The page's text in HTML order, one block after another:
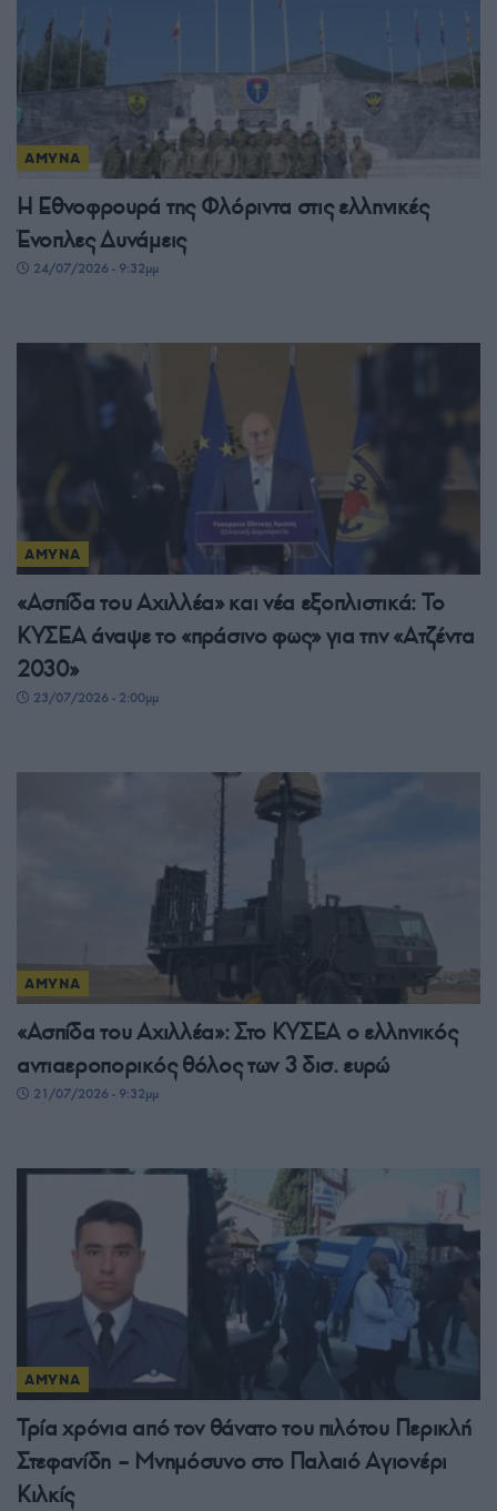
ΑΜΥΝΑ
Η Εθνοφρουρά της Φλόριντα στις ελληνικές
Ένοπλες Δυνάμεις
24/07/2026 - 9:32μμ
ΑΜΥΝΑ
«Ασπίδα του Αχιλλέα» και νέα εξοπλιστικά: Το
ΚΥΣΕΑ άναψε το «πράσινο φως» για την «Ατζέντα
2030»
23/07/2026 - 2:00μμ
ΑΜΥΝΑ
«Ασπίδα του Αχιλλέα»: Στο ΚΥΣΕΑ ο ελληνικός
αντιαεροπορικός θόλος των 3 δισ. ευρώ
21/07/2026 - 9:32μμ
ΑΜΥΝΑ
Τρία χρόνια από τον θάνατο του πιλότου Περικλή
Στεφανίδη – Μνημόσυνο στο Παλαιό Αγιονέρι
Κιλκίς